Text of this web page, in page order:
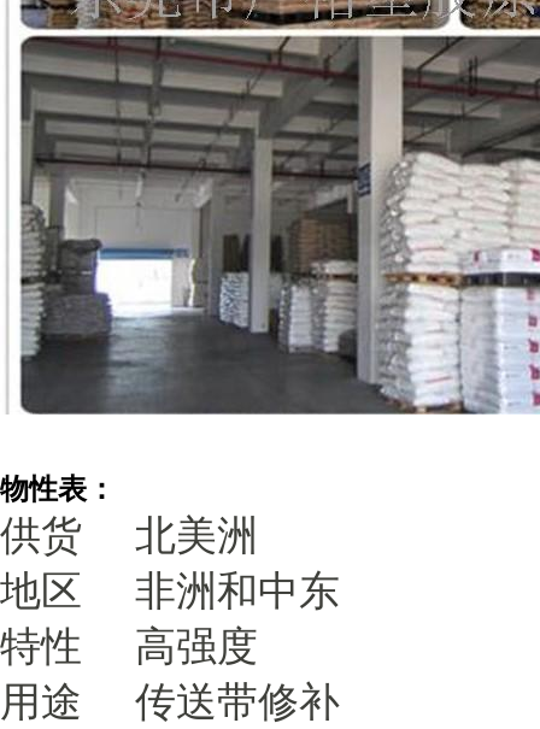
物性表：
供货
地区
北美洲
非洲和中东
特性
高强度
用途
传送带修补